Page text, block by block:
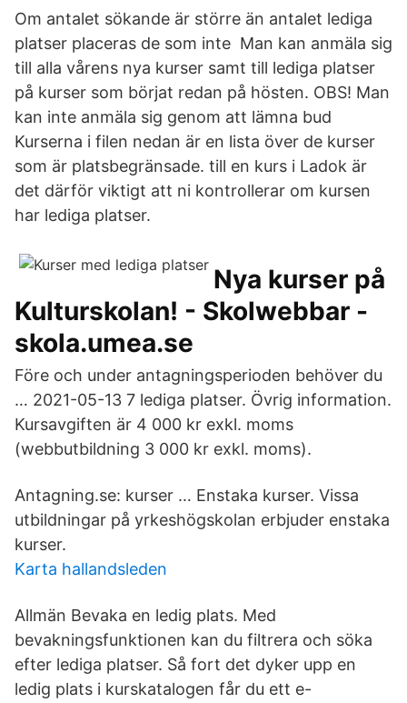
Om antalet sökande är större än antalet lediga
platser placeras de som inte Man kan anmäla sig
till alla vårens nya kurser samt till lediga platser
på kurser som börjat redan på hösten. OBS! Man
kan inte anmäla sig genom att lämna bud
Kurserna i filen nedan är en lista över de kurser
som är platsbegränsade. till en kurs i Ladok är
det därför viktigt att ni kontrollerar om kursen
har lediga platser.
Nya kurser på
Kulturskolan! - Skolwebbar -
skola.umea.se
Före och under antagningsperioden behöver du
… 2021-05-13 7 lediga platser. Övrig information.
Kursavgiften är 4 000 kr exkl. moms
(webbutbildning 3 000 kr exkl. moms).
Antagning.se: kurser … Enstaka kurser. Vissa
utbildningar på yrkeshögskolan erbjuder enstaka
kurser.
Karta hallandsleden
Allmän Bevaka en ledig plats. Med
bevakningsfunktionen kan du filtrera och söka
efter lediga platser. Så fort det dyker upp en
ledig plats i kurskatalogen får du ett e-